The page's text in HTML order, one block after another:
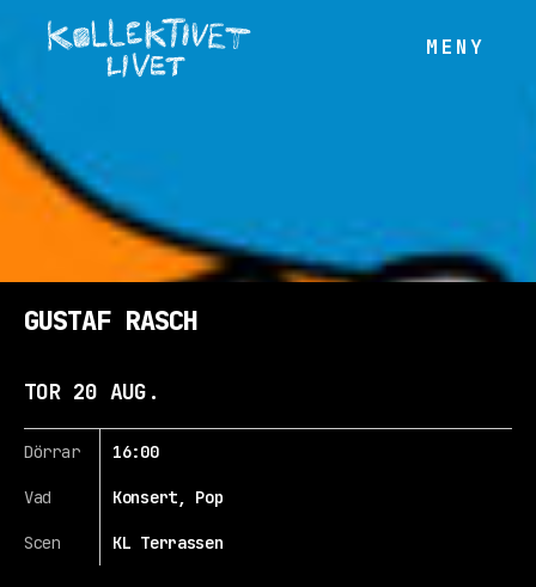
GUSTAF RASCH
TOR 20 AUG.
Dörrar 16:00
Vad Konsert, Pop
Scen KL Terrassen